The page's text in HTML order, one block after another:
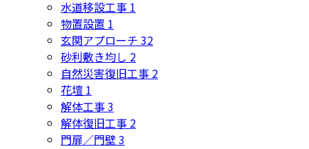
水道移設工事 1
物置設置 1
玄関アプローチ 32
砂利敷き均し 2
自然災害復旧工事 2
花壇 1
解体工事3
解体復旧工事 2
門扉／門壁3